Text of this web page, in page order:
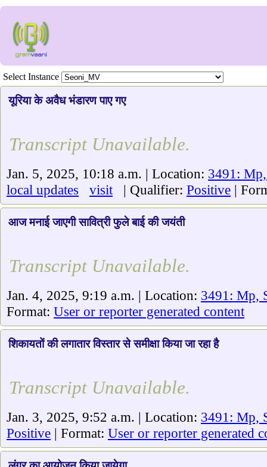
Select Instance
यूरिया के अवैध भंडारण पाए गए
Transcript Unavailable.
Jan. 5, 2025, 10:18 a.m. | Location: 3491:
local updates
visit | Qualifier: Positive |
आज मनाई जाएगी सावित्री फुले बाई की जयंती
Transcript Unavailable.
Jan. 4, 2025, 9:19 a.m. | Location: 3491: Mp,
Format: User or reporter generated content
शिकायतों की लगातार विस्तार से समीक्षा किया जा रहा है
Transcript Unavailable.
Jan. 3, 2025, 9:52 a.m. | Location: 3491: Mp,
Positive | Format: User or reporter generated